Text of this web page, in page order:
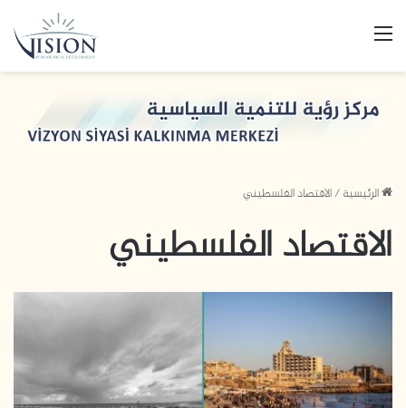
الرئيسية/الاقتصاد الفلسطيني
الاقتصاد الفلسطيني